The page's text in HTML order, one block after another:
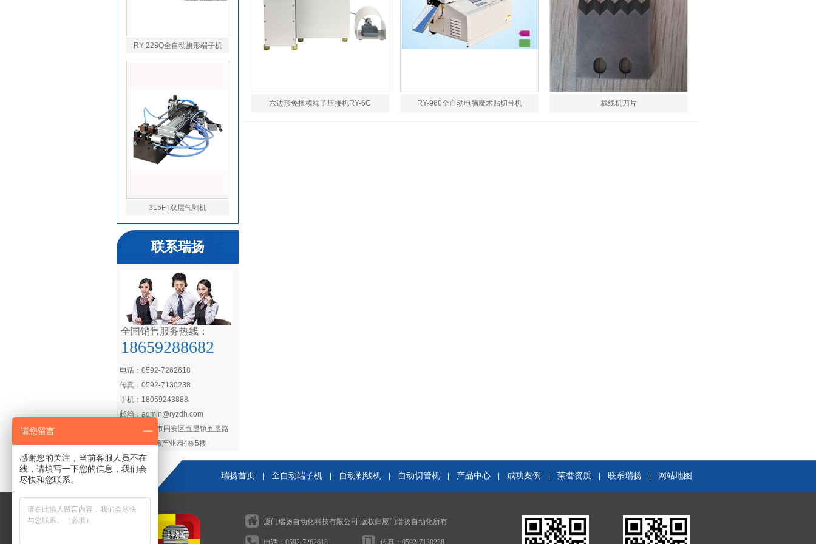
RY-228Q全自动旗形端子机
315FT双层气剥机
联系瑞扬
全国销售服务热线：
18659288682
电话：0592-7262618
传真：0592-7130238
手机：18059243888
邮箱：admin@ryzdh.com
地址：厦门市同安区五显镇五显路
866号石墨烯产业园4栋5楼
六边形免换模端子压接机RY-6C RY-960全自动电脑魔术贴切带机 裁线机刀片
瑞扬首页 全自动端子机 自动剥线机 自动切管机 产品中心 成功案例 荣誉资质 联系瑞扬 网站地图
厦门瑞扬自动化科技有限公司 版权归厦门瑞扬自动化所有
电话：0592-7262618 传真：0592-7130238
请您留言
感谢您的关注，当前客服人员不在
线，请填写一下您的信息，我们会
尽快和您联系。